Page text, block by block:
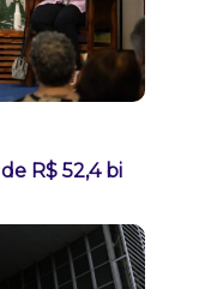
R$ 52,4 bi